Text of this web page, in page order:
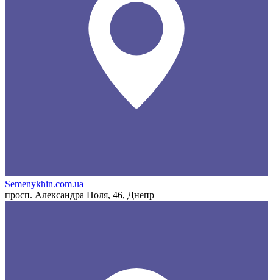
Semenykhin.com.ua
просп. Александра Поля, 46, Днепр